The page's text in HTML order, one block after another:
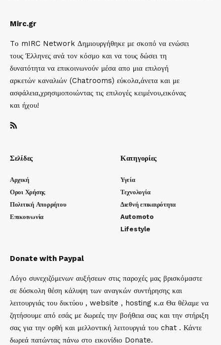
Mirc.gr
Tο mIRC Network Δημιουργήθηκε με σκοπό να ενώσει
τους Έλληνες ανά τον κόσμο και να τους δώσει τη
δυνατότητα να επικοινωνούν μέσα απο μια επιλογή
αρκετών καναλιών (Chatrooms) εύκολα,άνετα και με
ασφάλεια,χρησιμοποιώντας τις επιλογές κειμένου,εικόνας
και ήχου!
Σελίδες
Αρχική
Οροι Χρήσης
Πολιτική Απορρήτου
Επικοινωνία
Κατηγορίες
Υγεία
Τεχνολογία
Διεθνή επικαιρότητα
Automoto
Lifestyle
Donate with Paypal
Λόγο συνεχιζόμενων αυξήσεων στις παροχές μας βρισκόμαστε
σε δύσκολη θέση κάλυψη των αναγκών συντήρησης και
λειτουργιάς του δικτύου , website , hosting κ.α Θα θέλαμε να
ζητήσουμε από εσάς με δωρεές την βοήθεια σας και την στήριξη
σας για την ορθή και μελλοντική λειτουργιά του chat . Κάντε
δωρεά πατώντας πάνω στο εικονίδιο Donate.